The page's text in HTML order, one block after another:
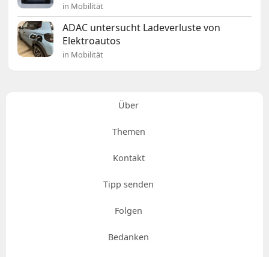
in Mobilität
ADAC untersucht Ladeverluste von
Elektroautos
in Mobilität
Über
Themen
Kontakt
Tipp senden
Folgen
Bedanken